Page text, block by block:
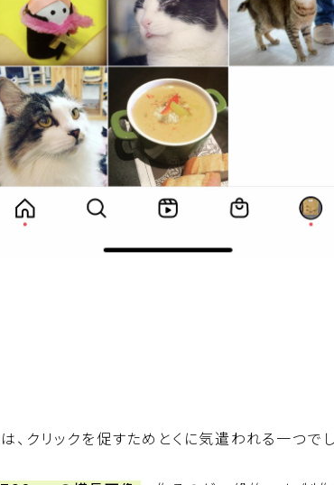
クリックを促すためとくに気遣われる一つで